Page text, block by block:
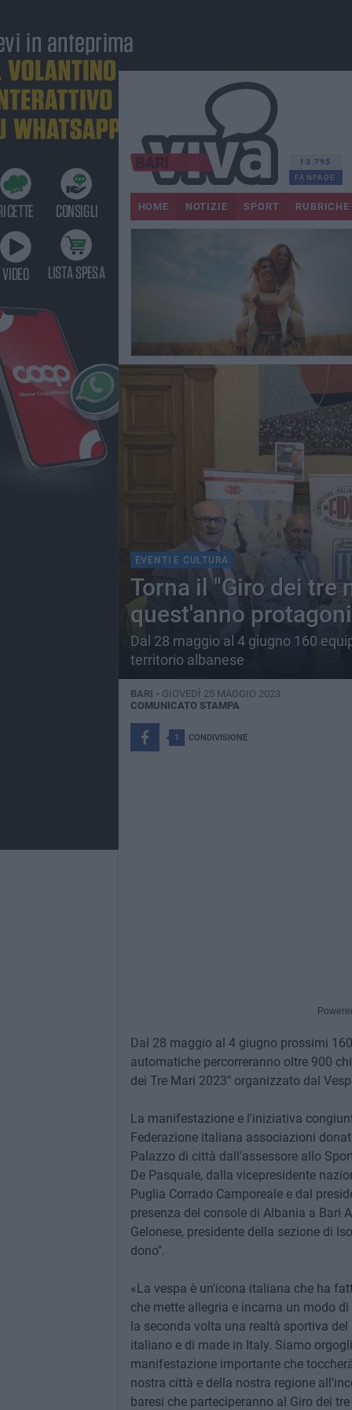
13.795
FANPAGE
HOME NOTIZIE SPORT RUBRICHE
EVENTI E CULTURA
Torna il "Giro dei tre
quest'anno
Dal 28 maggio al 4 giugno 160
territorio albanese
BARI - GIOVEDÌ 25 MAGGIO 2023
COMUNICATO STAMPA
1 CONDIVISIONE
Dal 28 maggio al 4 giugno prossimi
automatiche percorreranno oltre 900
dei Tre Mari 2023" organizzato dal
La manifestazione e l'iniziativa
Federazione italiana associazioni
Palazzo di città dall'assessore allo
De Pasquale, dalla vicepresidente
Puglia Corrado Camporeale e dal
presenza del console di Albania a Bari
Gelonese, presidente della sezione di
dono".
«La vespa è un'icona italiana che ha
che mette allegria e incarna un modo
la seconda volta una realtà sportiva
italiano e di made in Italy. Siamo
manifestazione importante che
nostra città e della nostra regione
baresi che parteciperanno al Giro dei